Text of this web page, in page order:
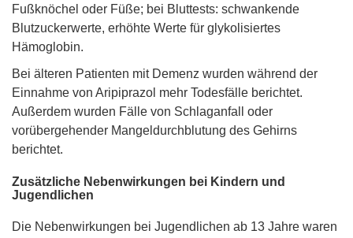
Fußknöchel oder Füße; bei Bluttests: schwankende
Blutzuckerwerte, erhöhte Werte für glykolisiertes
Hämoglobin.
Bei älteren Patienten mit Demenz wurden während der
Einnahme von Aripiprazol mehr Todesfälle berichtet.
Außerdem wurden Fälle von Schlaganfall oder
vorübergehender Mangeldurchblutung des Gehirns
berichtet.
Zusätzliche Nebenwirkungen bei Kindern und
Jugendlichen
Die Nebenwirkungen bei Jugendlichen ab 13 Jahre waren